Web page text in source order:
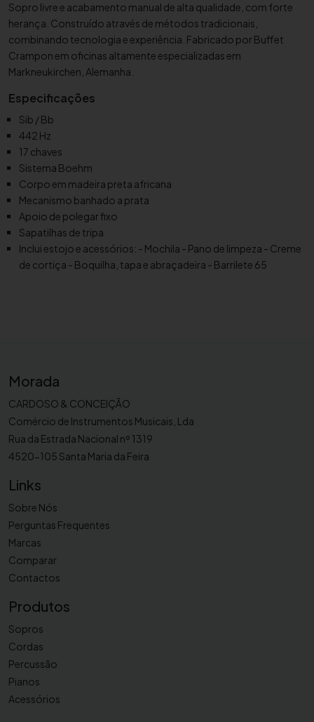
d
e
C
a
r
i
n
e
t
e
S
i
b
B
a
m
p
o
n
1
1
N
B
2
5
0
N
-
2
1
7
Sopro livre e acabamento manual de alta qualidade, com forte
herança. Construído através de métodos tradicionais,
combinando tecnologia e experiência. Fabricado por Buffet
Crampon em oficinas altamente especializadas em
Markneukirchen, Alemanha.
Especificações
Sib / Bb
442 Hz
17 chaves
Sistema Boehm
Corpo em madeira preta africana
Mecanismo banhado a prata
Apoio de polegar fixo
Sapatilhas de tripa
Inclui estojo e acessórios: - Mochila - Pano de limpeza - Creme
de cortiça - Boquilha, tapa e abraçadeira - Barrilete 65
Morada
CARDOSO & CONCEIÇÃO
Comércio de Instrumentos Musicais, Lda
Rua da Estrada Nacional nº 1319
4520-105 Santa Maria da Feira
Links
Sobre Nós
Perguntas Frequentes
Marcas
Comparar
Contactos
Produtos
Sopros
Cordas
Percussão
Pianos
Acessórios